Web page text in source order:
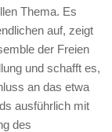
Thema. Es
auf, zeigt
der Freien
und schafft es,
an das etwa
ausführlich mit
des